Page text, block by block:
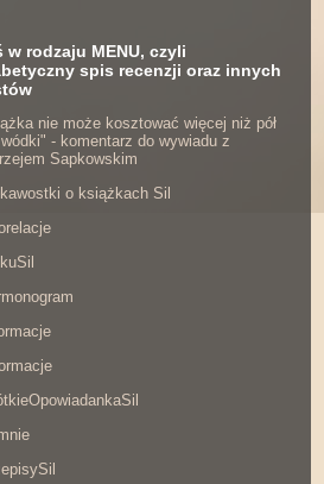
w rodzaju MENU, czyli
spis recenzji oraz innych
nie może kosztować więcej niż pół
wódki" - komentarz do wywiadu z
Sapkowskim
o książkach Sil